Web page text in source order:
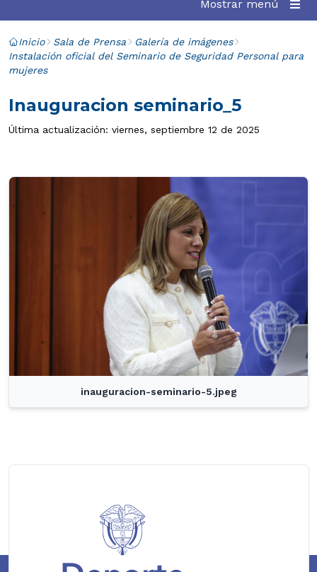
Mostrar menú
Inicio Sala de Prensa
Galería de imágenes
Instalación oficial del Seminario de Seguridad Personal para
mujeres
Inauguracion seminario_5
Última actualización: viernes, septiembre 12 de 2025
inauguracion-seminario-5.jpeg